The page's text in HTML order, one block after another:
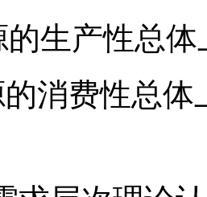
生产性总
消费性总体